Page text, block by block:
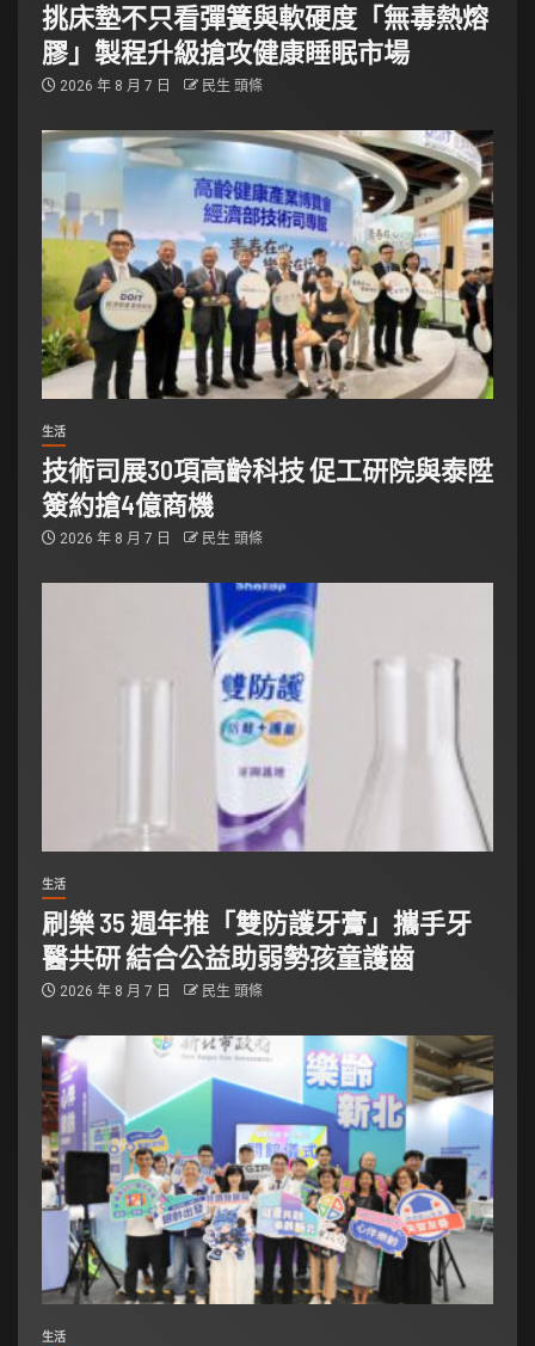
挑床墊不只看彈簧與軟硬度「無毒熱熔
膠」製程升級搶攻健康睡眠市場
2026 年 8 月 7 日 民生 頭條
生活
技術司展30項高齡科技 促工研院與泰陞
簽約搶4億商機
2026 年 8 月 7 日 民生 頭條
生活
刷樂 35 週年推「雙防護牙膏」攜手牙
醫共研 結合公益助弱勢孩童護齒
2026 年 8 月 7 日 民生 頭條
生活